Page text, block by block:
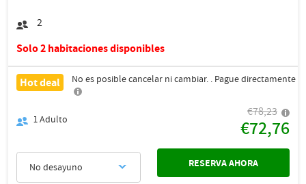
2
Solo 2 habitaciones disponibles
Hot deal No es posible cancelar ni cambiar. . Pague directamente
1Adulto
€78,23
€72,76
No desayuno RESERVA AHORA